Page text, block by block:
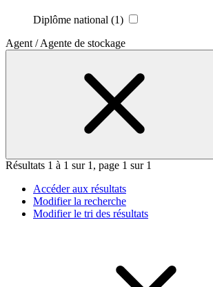
Diplôme national (1)
Agent / Agente de stockage
Résultats 1 à 1 sur 1, page 1 sur 1
Accéder aux résultats
Modifier la recherche
Modifier le tri des résultats